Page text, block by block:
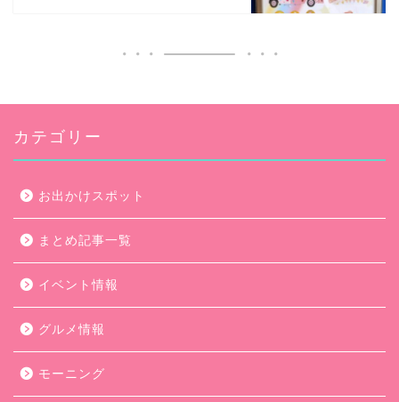
カテゴリー
お出かけスポット
まとめ記事一覧
イベント情報
グルメ情報
モーニング